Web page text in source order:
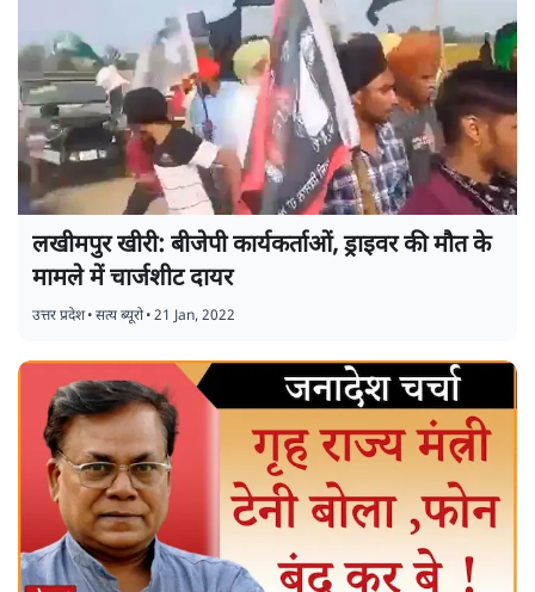
लखीमपुर खीरी: बीजेपी कार्यकर्ताओं, ड्राइवर की मौत के
मामले में चार्जशीट दायर
उत्तर प्रदेश•सत्य ब्यूरो•21 Jan, 2022